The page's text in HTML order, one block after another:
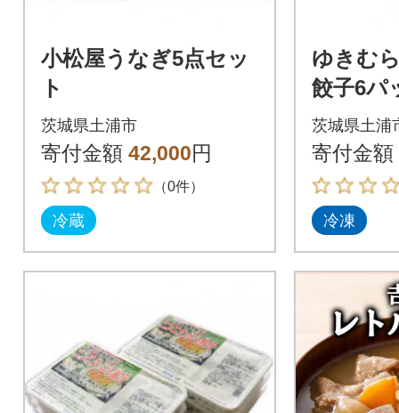
小松屋うなぎ5点セッ
ト
茨城県土浦市
寄付金額 42,000円
（0件）
冷蔵
ゆきむ
餃子6パ
り)
茨城県土浦
寄付金額
冷凍